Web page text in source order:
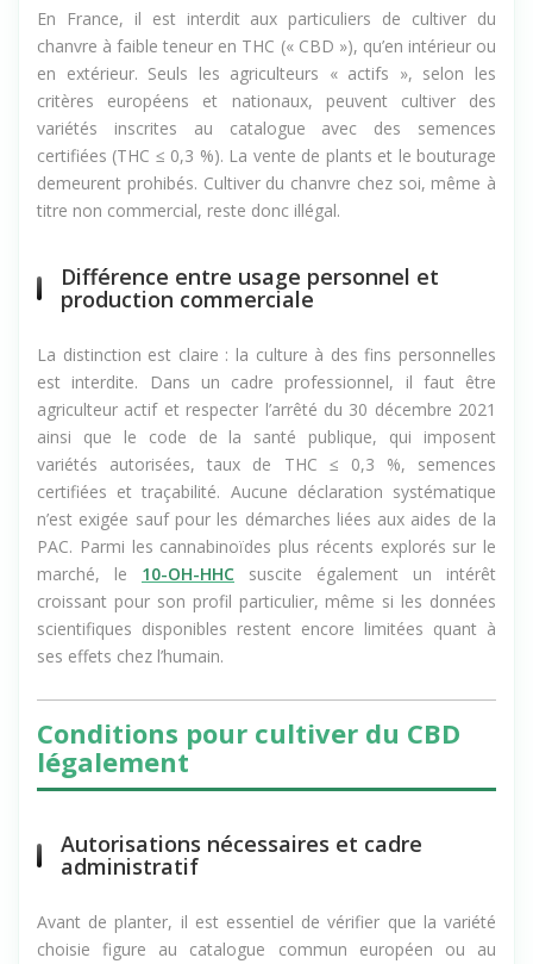
En France, il est interdit aux particuliers de cultiver du
chanvre à faible teneur en THC (« CBD »), qu’en intérieur ou
en extérieur. Seuls les agriculteurs « actifs », selon les
critères européens et nationaux, peuvent cultiver des
variétés inscrites au catalogue avec des semences
certifiées (THC ≤ 0,3 %). La vente de plants et le bouturage
demeurent prohibés. Cultiver du chanvre chez soi, même à
titre non commercial, reste donc illégal.
Différence entre usage personnel et
production commerciale
La distinction est claire : la culture à des fins personnelles
est interdite. Dans un cadre professionnel, il faut être
agriculteur actif et respecter l’arrêté du 30 décembre 2021
ainsi que le code de la santé publique, qui imposent
variétés autorisées, taux de THC ≤ 0,3 %, semences
certifiées et traçabilité. Aucune déclaration systématique
n’est exigée sauf pour les démarches liées aux aides de la
PAC. Parmi les cannabinoïdes plus récents explorés sur le
marché, le 10-OH-HHC suscite également un intérêt
croissant pour son profil particulier, même si les données
scientifiques disponibles restent encore limitées quant à
ses effets chez l’humain.
Conditions pour cultiver du CBD
légalement
Autorisations nécessaires et cadre
administratif
Avant de planter, il est essentiel de vérifier que la variété
choisie figure au catalogue commun européen ou au